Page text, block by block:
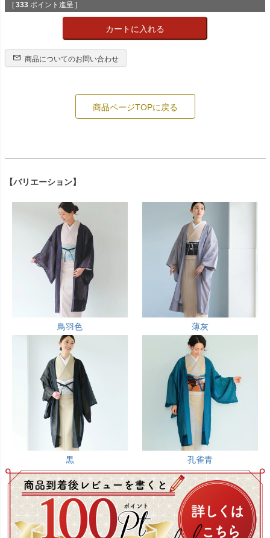
[ 333 ポイント進呈 ]
カートに入れる
商品についてのお問い合わせ
商品ページTOPに戻る
【バリエーション】
鳥羽色 薄灰
黒 孔雀青